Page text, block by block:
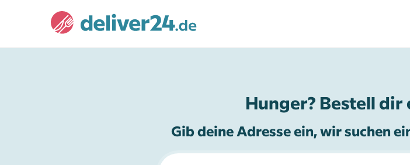
Hunger? Bestell dir
Gib deine Adresse ein, wir suchen